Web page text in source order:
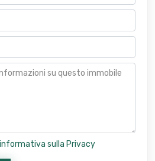
informativa sulla Privacy